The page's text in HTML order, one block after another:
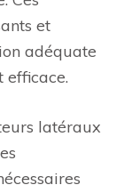
et
adéquate
efficace.
latéraux